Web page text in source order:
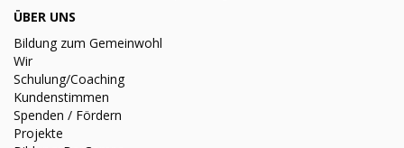
ÜBER UNS
Bildung zum Gemeinwohl
Wir
Schulung/Coaching
Kundenstimmen
Spenden / Fördern
Projekte